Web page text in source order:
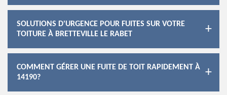
SOLUTIONS D'URGENCE POUR FUITES SUR VOTRE
TOITURE À BRETTEVILLE LE RABET
COMMENT GÉRER UNE FUITE DE TOIT RAPIDEMENT À
14190?